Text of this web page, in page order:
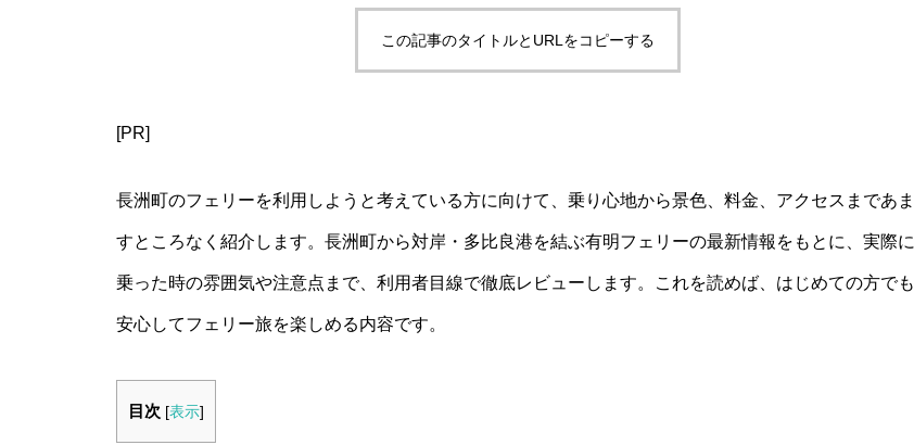
この記事のタイトルとURLをコピーする
[PR]
長洲町のフェリーを利用しようと考えている方に向けて、乗り心地から景色、料金、アクセスまであま
すところなく紹介します。長洲町から対岸・多比良港を結ぶ有明フェリーの最新情報をもとに、実際に
乗った時の雰囲気や注意点まで、利用者目線で徹底レビューします。これを読めば、はじめての方でも
安心してフェリー旅を楽しめる内容です。
目次 [表示]